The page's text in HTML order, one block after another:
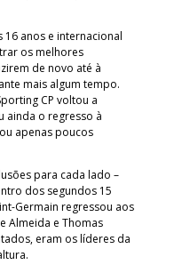
16 anos e internacional
os melhores
de novo até à
mais algum tempo.
CP voltou a
ainda o regresso à
apenas poucos
para cada lado –
dos segundos 15
Germain regressou aos
Almeida e Thomas
eram os líderes da